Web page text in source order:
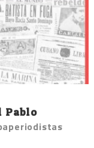
Pablo